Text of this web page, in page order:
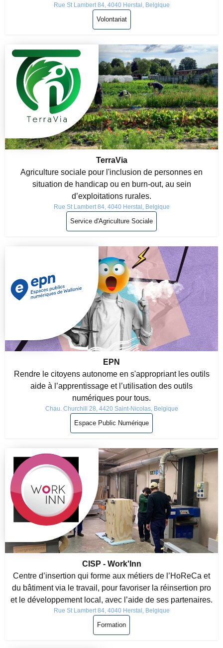
Rue St Lambert 84, 4040 Herstal, Belgique
Volontariat
TerraVia
Agriculture sociale pour l'inclusion de personnes en
situation de handicap ou en burn-out, au sein
d’exploitations rurales.
Rue St Lambert 84, 4040 Herstal, Belgique
Service d'Agriculture Sociale
EPN
Rendre le citoyens autonome en s'appropriant les outils
aide à l’apprentissage et l’utilisation des outils
numériques pour tous.
Chau. Churchill 28, 4420 Saint-Nicolas, Belgique
Espace Public Numérique
CISP - Work'Inn
Centre d’insertion qui forme aux métiers de l’HoReCa et
du bâtiment via le travail, pour favoriser la réinsertion pro
et le développement local, avec l’aide de ses partenaires.
Rue St Lambert 84, 4040 Herstal, Belgique
Formation